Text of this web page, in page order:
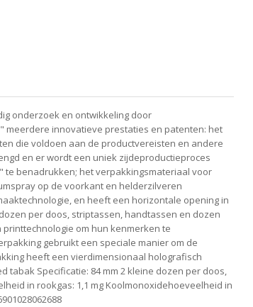
onderzoek en ontwikkeling door
meerdere innovatieve prestaties en patenten: het
die voldoen aan de productvereisten en andere
en er wordt een uniek zijdeproductieproces
benadrukken; het verpakkingsmateriaal voor
op de voorkant en helderzilveren
en heeft een horizontale opening in
per doos, striptassen, handtassen en dozen
om hun kenmerken te
gebruikt een speciale manier om de
heeft een vierdimensionaal holografisch
tabak Specificatie: 84 mm 2 kleine dozen per doos,
in rookgas: 1,1 mg Koolmonoxidehoeveelheid in